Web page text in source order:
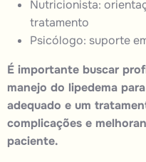
Nutricionista:
tratamento
Psicólogo: suporte
É importante buscar
manejo do lipedema
adequado e um
complicações e
paciente.